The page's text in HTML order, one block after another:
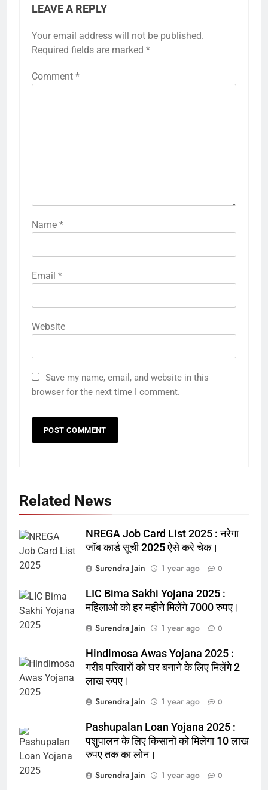
LEAVE A REPLY
Your email address will not be published.
Required fields are marked *
Comment *
Name *
Email *
Website
Save my name, email, and website in this
browser for the next time I comment.
Related News
NREGA Job Card List 2025 : नरेगा
जॉब कार्ड सूची 2025 ऐसे करे चेक।
Surendra Jain
1 year ago 0
LIC Bima Sakhi Yojana 2025 :
महिलाओ को हर महीने मिलेंगे 7000 रुपए।
Surendra Jain
1 year ago 0
Hindimosa Awas Yojana 2025 :
गरीब परिवारों को घर बनाने के लिए मिलेंगे 2
लाख रुपए।
Surendra Jain
1 year ago 0
Pashupalan Loan Yojana 2025 :
पशुपालन के लिए किसानो को मिलेगा 10 लाख
रुपए तक का लोन।
Surendra Jain
1 year ago 0